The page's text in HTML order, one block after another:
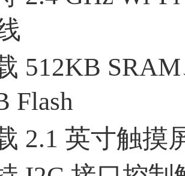
512KB
Flash
2.1 英寸触摸